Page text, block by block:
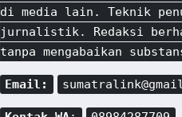
di media lain. Teknik
jurnalistik. Redaksi
tanpa mengabaikan
Email: